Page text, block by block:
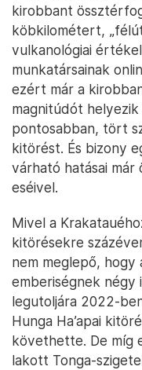
kirobbant
köbkilométert,
vulkanológiai
munkatársainak
ezért már a
magnitúdót
pontosabban, tört
kitörést. És bizony
várható hatásai
eséivel.
Mivel a
kitörésekre
nem meglepő, hogy
emberiségnek négy
legutoljára 2022-
Hunga Ha’apai
követhette. De míg
lakott Tonga-